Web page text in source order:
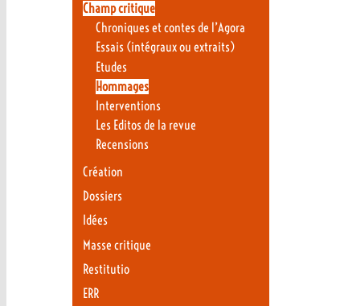
Champ critique
Chroniques et contes de l’Agora
Essais (intégraux ou extraits)
Etudes
Hommages
Interventions
Les Editos de la revue
Recensions
Création
Dossiers
Idées
Masse critique
Restitutio
ERR